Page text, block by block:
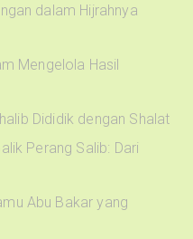
dalam Hijrahnya
Mengelola Hasil
Dididik dengan Shalat
Perang Salib: Dari
Abu Bakar yang